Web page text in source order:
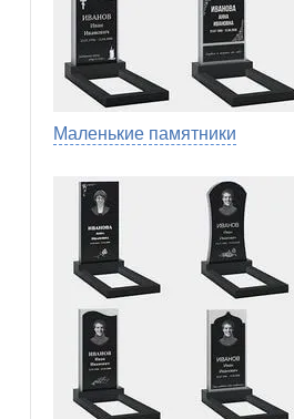
Маленькие памятники